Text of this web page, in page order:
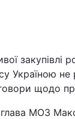
закупівлі
Україною не
щодо
МОЗ